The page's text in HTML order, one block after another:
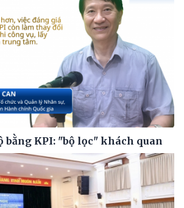
bằng KPI: "bộ lọc" khách quan